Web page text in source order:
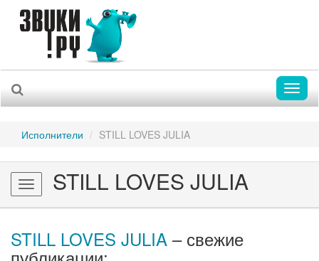
Исполнители STILL LOVES JULIA
Toggle
navigation
STILL LOVES JULIA
STILL LOVES JULIA – свежие